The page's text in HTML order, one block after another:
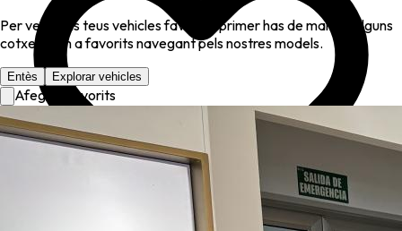
Per veure els teus vehicles favorits, primer has de marcar alguns
cotxes com a favorits navegant pels nostres models.
Entès Explorar vehicles
Afegir a favorits